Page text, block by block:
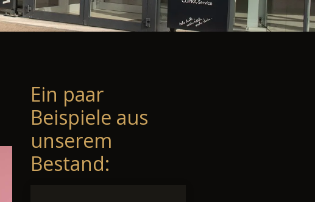
Ein paar
Beispiele aus
unserem
Bestand: